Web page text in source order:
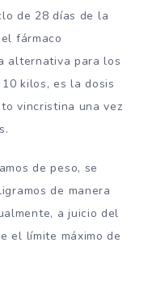
de 28 días de la
fármaco
alternativa para los
kilos, es la dosis
vincristina una vez
de peso, se
de manera
a juicio del
el límite máximo de